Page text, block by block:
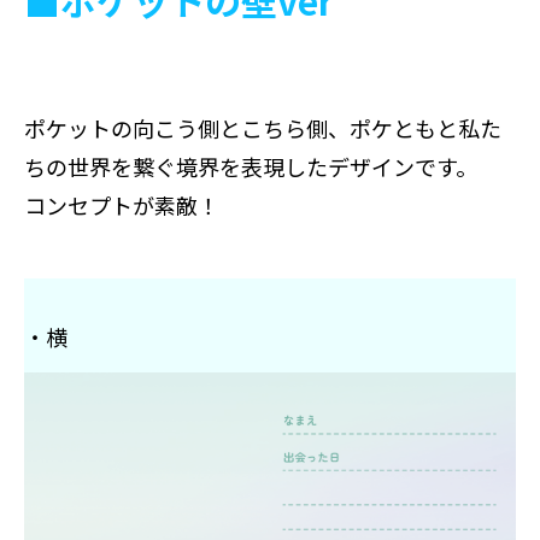
ポケットの向こう側とこちら側、ポケともと私た
ちの世界を繋ぐ境界を表現したデザインです。
コンセプトが素敵！
・横